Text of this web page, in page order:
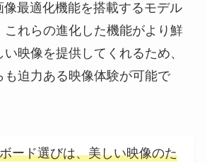
最適化機能を搭載するモデル
これらの進化した機能がより鮮
映像を提供してくれるため、
も迫力ある映像体験が可能で
ード選びは、美しい映像のた